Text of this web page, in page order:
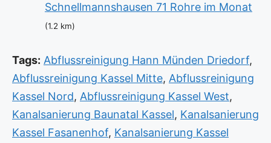
Schnellmannshausen 71 Rohre im Monat
(1.2 km)
Tags: Abflussreinigung Hann Münden Driedorf,
Abflussreinigung Kassel Mitte, Abflussreinigung
Kassel Nord, Abflussreinigung Kassel West,
Kanalsanierung Baunatal Kassel, Kanalsanierung
Kassel Fasanenhof, Kanalsanierung Kassel